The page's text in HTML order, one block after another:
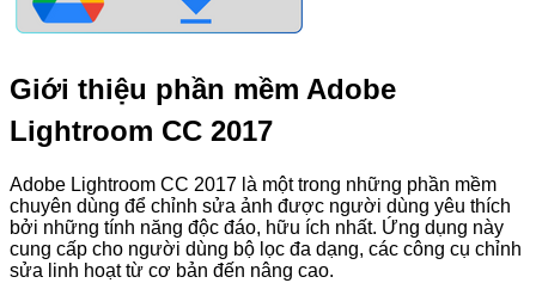
Giới thiệu phần mềm Adobe
Lightroom CC 2017
Adobe Lightroom CC 2017 là một trong những phần mềm
chuyên dùng để chỉnh sửa ảnh được người dùng yêu thích
bởi những tính năng độc đáo, hữu ích nhất. Ứng dụng này
cung cấp cho người dùng bộ lọc đa dạng, các công cụ chỉnh
sửa linh hoạt từ cơ bản đến nâng cao.